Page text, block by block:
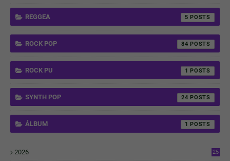
REGGEA 5
ROCK POP 84
ROCK PU 1
SYNTH POP 24
ÁLBUM 1
2026
25